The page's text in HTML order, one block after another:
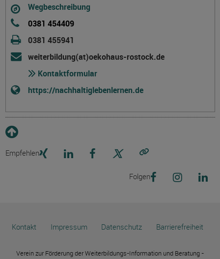
Wegbeschreibung
0381 454409
0381 455941
weiterbildung(at)oekohaus-rostock.de
Kontaktformular
https://nachhaltiglebenlernen.de
Empfehlen
Folgen
Kontakt Impressum Datenschutz Barrierefreiheit
Verein zur Förderung der Weiterbildungs-Information und Beratung -